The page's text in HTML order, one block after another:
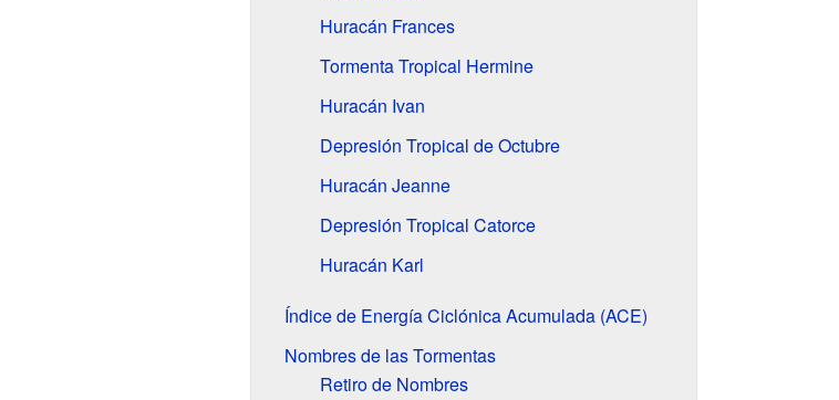
Huracán Frances
Tormenta Tropical Hermine
Huracán Ivan
Depresión Tropical de Octubre
Huracán Jeanne
Depresión Tropical Catorce
Huracán Karl
Índice de Energía Ciclónica Acumulada (ACE)
Nombres de las Tormentas
Retiro de Nombres